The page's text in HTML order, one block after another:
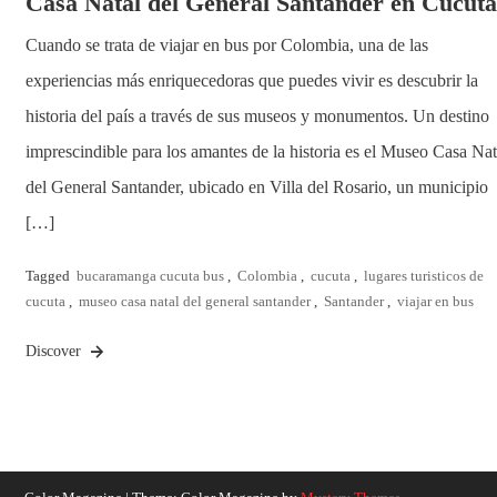
Cuando se trata de viajar en bus por Colombia, una de las
experiencias más enriquecedoras que puedes vivir es descubrir la
historia del país a través de sus museos y monumentos. Un destino
imprescindible para los amantes de la historia es el Museo Casa
del General Santander, ubicado en Villa del Rosario, un municipio
[…]
Tagged bucaramanga cucuta bus , Colombia , cucuta , lugares turisticos de
cucuta , museo casa natal del general santander , Santander , viajar en bus
Discover